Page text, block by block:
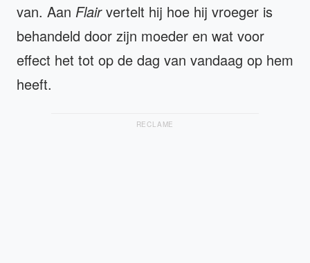
van. Aan Flairvertelt hij hoe hij vroeger is
behandeld door zijn moeder en wat voor
effect het tot op de dag van vandaag op hem
heeft.
RECLAME